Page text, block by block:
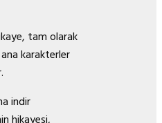
tam olarak
karakterler
indir